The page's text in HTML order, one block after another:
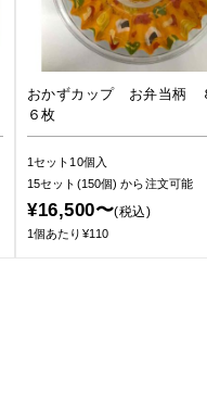
おかずカップ お弁当柄
６枚
1セット10個入
15セット(150個)から注文可能
¥16,500〜(税込)
1個あたり¥110